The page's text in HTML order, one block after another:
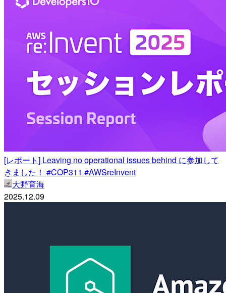
[レポート] Leaving no operational issues behind に参加して
きました！ #COP311 #AWSreInvent
大野育海
2025.12.09